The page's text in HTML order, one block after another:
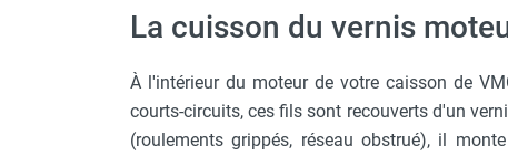
carton
Chaudière fixe à eau
Aérotherme électrique
Aérotherme au gaz
Aérotherme à eau chaude ou froide
La cuisson du vernis
À l'intérieur du moteur de votre caisson de
courts-circuits, ces fils sont recouverts d'un
(roulements grippés, réseau obstrué), il